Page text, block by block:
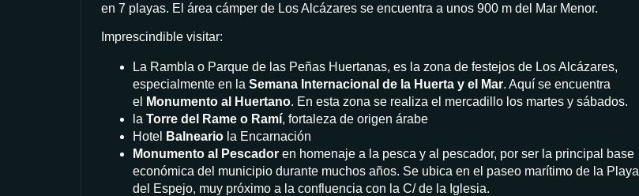
en 7 playas. El área cámper de Los Alcázares se encuentra a unos 900 m del Mar Menor.
Imprescindible visitar:
La Rambla o Parque de las Peñas Huertanas, es la zona de festejos de Los Alcázares,
especialmente en la Semana Internacional de la Huerta y el Mar. Aquí se encuentra
el
Monumento al Huertano. En esta zona se realiza el mercadillo los martes y sábados.
la Torre del Rame o Ramí, fortaleza de origen árabe
Hotel
Balneario la Encarnación
Monumento al Pescador en homenaje a la pesca y al pescador, por ser la principal base
económica del municipio durante muchos años. Se ubica en el paseo marítimo de la Playa
del Espejo, muy próximo a la confluencia con la C/ de la Iglesia.